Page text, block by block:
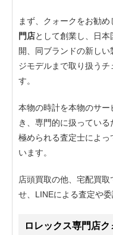
まず、クォークをお勧
門店として創業し、日
開、同ブランドの新し
ジモデルまで取り扱う
す。
本物の時計を本物のサ
き、専門的に扱ってい
極められる査定士によ
います。
店頭買取の他、宅配買
せ、LINEによる査定や
ロレックス専門店